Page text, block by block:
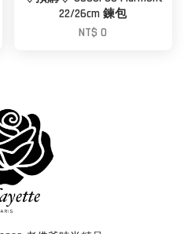
22/26cm 鍊包
NT$ 0